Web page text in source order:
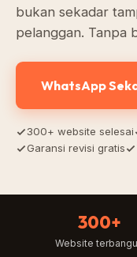
bukan sekadar
pelanggan. Tanpa
WhatsApp
300+ website selesai
Garansi revisi gratis
300+
Website